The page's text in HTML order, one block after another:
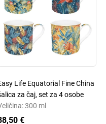
Life Equatorial Fine China
za čaj, set za 4 osobe
300 ml
€